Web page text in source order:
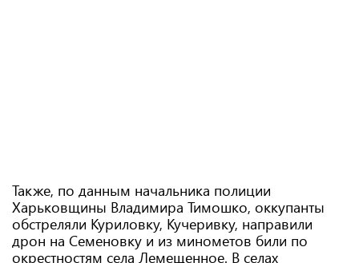
Также, по данным начальника полиции
Харьковщины Владимира Тимошко, оккупанты
обстреляли Куриловку, Кучеривку, направили
дрон на Семеновку и из минометов били по
окрестностям села Лемещенное. В селах